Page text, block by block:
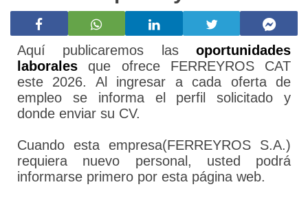
Aquí publicaremos las oportunidades
laborales que ofrece FERREYROS CAT
este 2026. Al ingresar a cada oferta de
empleo se informa el perfil solicitado y
donde enviar su CV.
Cuando esta empresa(FERREYROS S.A.)
requiera nuevo personal, usted podrá
informarse primero por esta página web.